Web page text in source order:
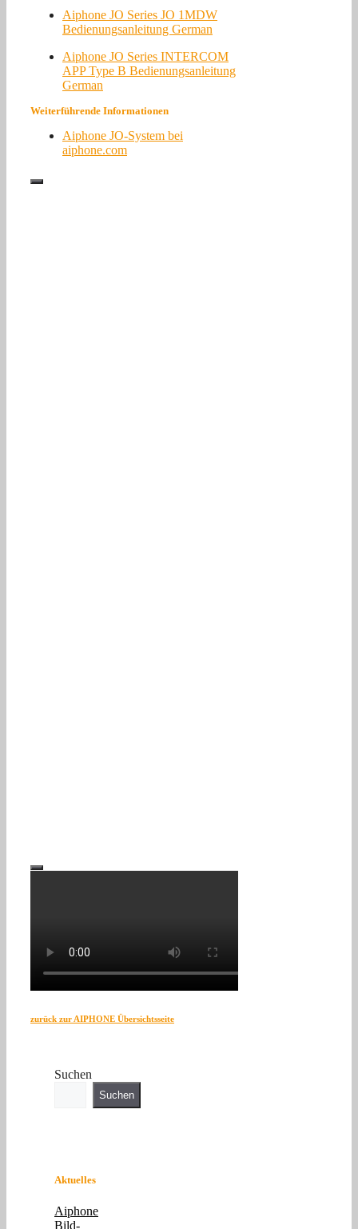
Aiphone JO Series JO 1MDW
Bedienungsanleitung German
Aiphone JO Series INTERCOM
APP Type B Bedienungsanleitung
German
Weiterführende Informationen
Aiphone JO-System bei
aiphone.com
zurück zur AIPHONE Übersichtsseite
Suchen
Suchen
Aktuelles
Aiphone
Bild-